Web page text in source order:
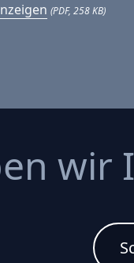
(PDF, 258 KB)
wir